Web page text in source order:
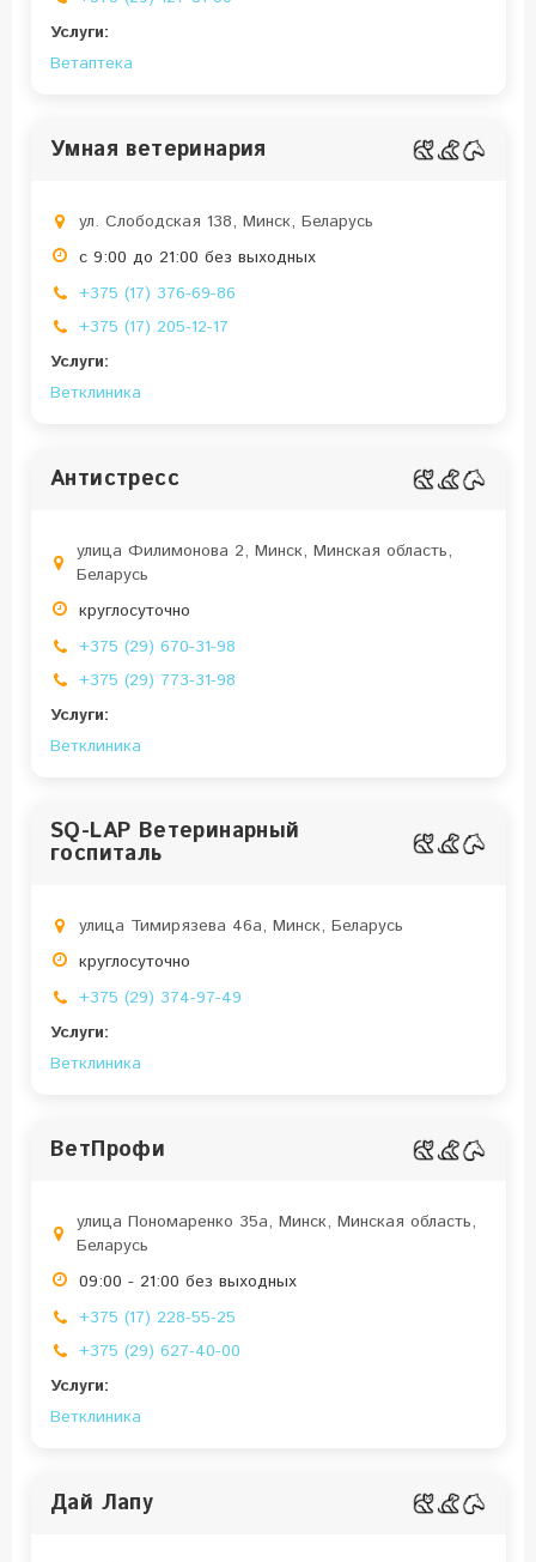
Услуги:
Ветаптека
Умная ветеринария
ул. Слободская 138, Минск, Беларусь
с 9:00 до 21:00 без выходных
+375 (17) 376-69-86
+375 (17) 205-12-17
Услуги:
Ветклиника
Антистресс
улица Филимонова 2, Минск, Минская область,
Беларусь
круглосуточно
+375 (29) 670-31-98
+375 (29) 773-31-98
Услуги:
Ветклиника
SQ-LAP Ветеринарный
госпиталь
улица Тимирязева 46а, Минск, Беларусь
круглосуточно
+375 (29) 374-97-49
Услуги:
Ветклиника
ВетПрофи
улица Пономаренко 35a, Минск, Минская область,
Беларусь
09:00 - 21:00 без выходных
+375 (17) 228-55-25
+375 (29) 627-40-00
Услуги:
Ветклиника
Дай Лапу